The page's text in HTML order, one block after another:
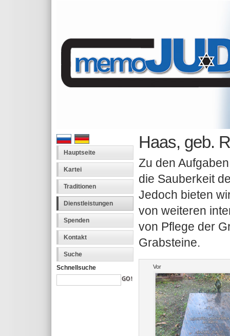
Hauptseite
Kartei
Traditionen
Dienstleistungen
Spenden
Kontakt
Suche
Schnellsuche
Haas, geb.
Zu den
die Sauberkeit
Jedoch bieten
von weiteren
von Pflege der
Grabsteine.
Vor